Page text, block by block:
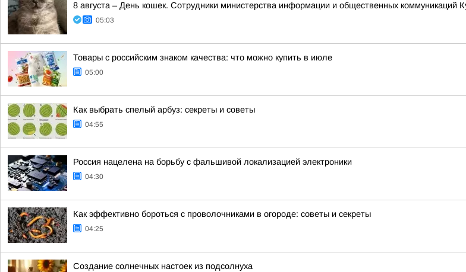
8 августа – День кошек. Сотрудники министерства информации и общественных коммуникаций
05:03
Товары с российским знаком качества: что можно купить в июле
05:00
Как выбрать спелый арбуз: секреты и советы
04:55
Россия нацелена на борьбу с фальшивой локализацией электроники
04:30
Как эффективно бороться с проволочниками в огороде: советы и секреты
04:25
Создание солнечных настоек из подсолнуха